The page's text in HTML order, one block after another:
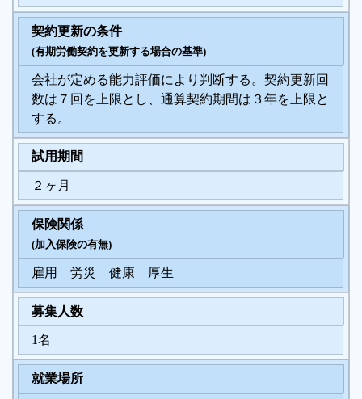
契約更新の条件
(有期労働契約を更新する場合の基準)
会社が定める能力評価により判断する。契約更新回
数は７回を上限とし、通算契約期間は３年を上限と
する。
試用期間
２ヶ月
保険関係
(加入保険の有無)
雇用 労災 健康 厚生
募集人数
1名
就業場所